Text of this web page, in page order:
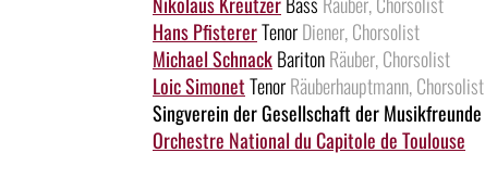
Hans PfistererTenorDiener, Chorsolist
Michael SchnackBaritonRäuber, Chorsolist
Loic SimonetTenorRäuberhauptmann, Chorsolist
Singverein der Gesellschaft der Musikfreunde
Orchestre National du Capitole de Toulouse